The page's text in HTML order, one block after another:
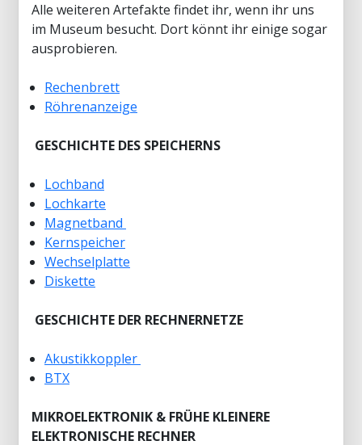
Alle weiteren Artefakte findet ihr, wenn ihr uns
im Museum besucht. Dort könnt ihr einige sogar
ausprobieren.
Rechenbrett
Röhrenanzeige
GESCHICHTE DES SPEICHERNS
Lochband
Lochkarte
Magnetband
Kernspeicher
Wechselplatte
Diskette
GESCHICHTE DER RECHNERNETZE
Akustikkoppler
BTX
MIKROELEKTRONIK & FRÜHE KLEINERE
ELEKTRONISCHE RECHNER